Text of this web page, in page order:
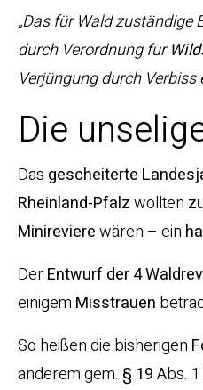
„Das für Wald
durch Verordnung für
Verjüngung durch
Die
Das gescheiterte
Rheinland-Pfalzwollten
Minirevierewären – ein
DerEntwurf der 4
einigem Misstrauen
So heißen die bisherigen
anderem gem. § 19Abs.